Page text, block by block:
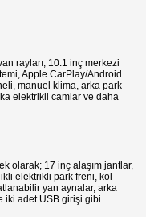
rayları, 10.1 inç merkezi
Apple CarPlay/Android
manuel klima, arka park
elektrikli camlar ve daha
olarak; 17 inç alaşım jantlar,
elektrikli park freni, kol
yan aynalar, arka
iki adet USB girişi gibi